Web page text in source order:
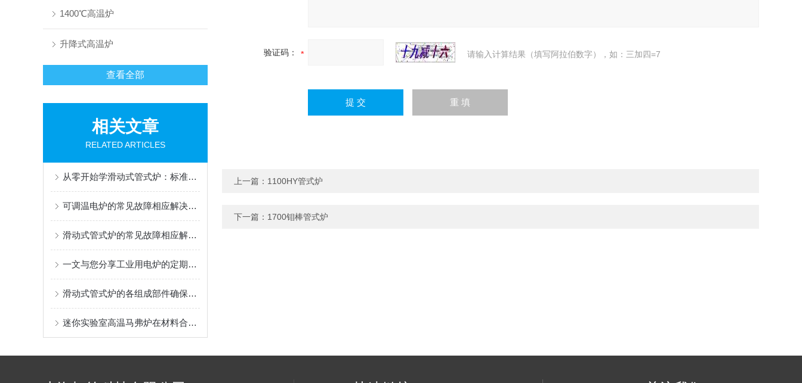
1400℃高温炉
升降式高温炉
查看全部
相关文章
RELATED ARTICLES
从零开始学滑动式管式炉：标准操作流程与使用要点
可调温电炉的常见故障相应解决方法分享
滑动式管式炉的常见故障相应解决方案介绍
一文与您分享工业用电炉的定期维护保养方法
滑动式管式炉的各组成部件确保了高效运行和加热效果
迷你实验室高温马弗炉在材料合成与特性分析中的应用
验证码： 请输入计算结果（填写阿拉伯数字），如：三加四=7
上一篇： 1100HY管式炉
下一篇： 1700钼棒管式炉